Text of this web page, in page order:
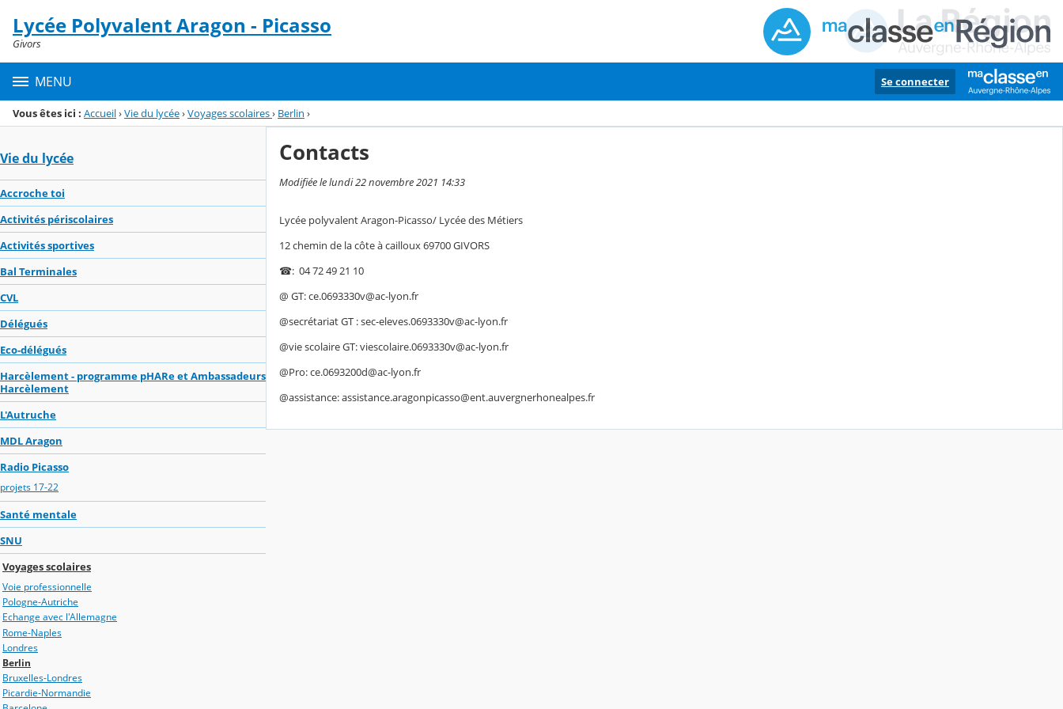
Menu de la rubrique
Contenu
Lycée Polyvalent Aragon - Picasso
Givors
MENU Se connecter
Vous êtes ici : Accueil›Vie du lycée›Voyages scolaires› Berlin ›
Vie du lycée
Accroche toi
Activités périscolaires
Activités sportives
Bal Terminales
CVL
Délégués
Eco-délégués
Harcèlement - programme pHARe et Ambassadeurs
Harcèlement
L'Autruche
MDL Aragon
Radio Picasso
projets 17-22
Santé mentale
SNU
Voyages scolaires
Voie professionnelle
Pologne-Autriche
Echange avec l'Allemagne
Rome-Naples
Londres
Berlin
Bruxelles-Londres
Picardie-Normandie
Contacts
Modifiée le lundi 22 novembre 2021 14:33
Lycée polyvalent Aragon-Picasso/ Lycée des Métiers
12 chemin de la côte à cailloux 69700 GIVORS
☎: 04 72 49 21 10
@ GT: ce.0693330v@ac-lyon.fr
@secrétariat GT : sec-eleves.0693330v@ac-lyon.fr
@vie scolaire GT: viescolaire.0693330v@ac-lyon.fr
@Pro: ce.0693200d@ac-lyon.fr
@assistance: assistance.aragonpicasso@ent.auvergnerhonealpes.fr